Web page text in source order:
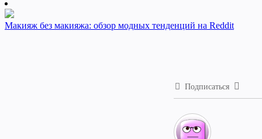
Макияж без макияжа: обзор модных тенденций на Reddit
Подписаться